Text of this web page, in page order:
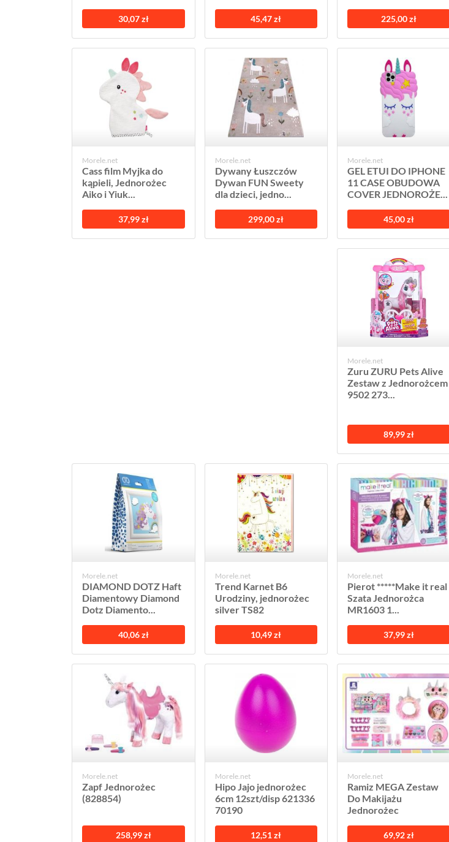
30,07 zł 45,47 zł 225,00 zł
Morele.net
Cass film Myjka do
kąpieli, Jednorożec
Aiko i Yiuk...
37,99 zł
Morele.net
Dywany Łuszczów
Dywan FUN Sweety
dla dzieci, jedno...
299,00 zł
Morele.net
GEL ETUI DO IPHONE
11 CASE OBUDOWA
COVER JEDNOROŻE...
45,00 zł
Morele.net
Zuru ZURU Pets Alive
Zestaw z Jednorożcem
9502 273...
89,99 zł
Morele.net
DIAMOND DOTZ Haft
Diamentowy Diamond
Dotz Diamento...
40,06 zł
Morele.net
Trend Karnet B6
Urodziny, jednorożec
silver TS82
10,49 zł
Morele.net
Pierot *****Make it real
Szata Jednorożca
MR1603 1...
37,99 zł
Morele.net
Zapf Jednorożec
(828854)
258,99 zł
Morele.net
Hipo Jajo jednorożec
6cm 12szt/disp 621336
70190
12,51 zł
Morele.net
Ramiz MEGA Zestaw
Do Makijażu
Jednorożec
69,92 zł